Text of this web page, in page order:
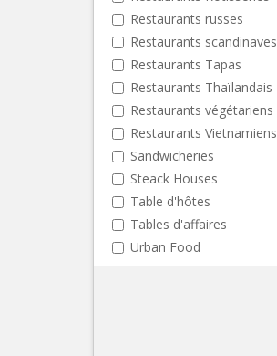
Restaurants russes
Restaurants scandinaves
Restaurants Tapas
Restaurants Thaïlandais
Restaurants végétariens
Restaurants Vietnamiens
Sandwicheries
Steack Houses
Table d'hôtes
Tables d'affaires
Urban Food